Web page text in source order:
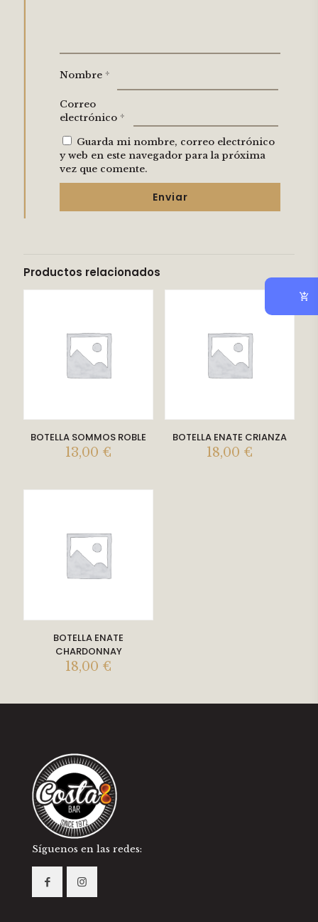
Nombre *
Correo
electrónico *
Guarda mi nombre, correo electrónico
y web en este navegador para la próxima
vez que comente.
Productos relacionados
BOTELLA SOMMOS ROBLE
13,00 €
BOTELLA ENATE CRIANZA
18,00 €
BOTELLA ENATE
CHARDONNAY
18,00 €
Síguenos en las redes: